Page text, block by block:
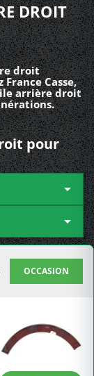
DROIT
droit
France Casse,
arrière droit
pour


OCCASION